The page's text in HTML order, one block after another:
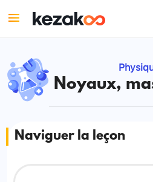
Noyaux,
Naviguer la leçon